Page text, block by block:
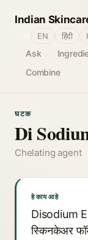
Indian
Ask
Combine
EN हिंदी
घटक
Di
Chelating agent
हे काय आहे
Disodium
स्किनकेअर